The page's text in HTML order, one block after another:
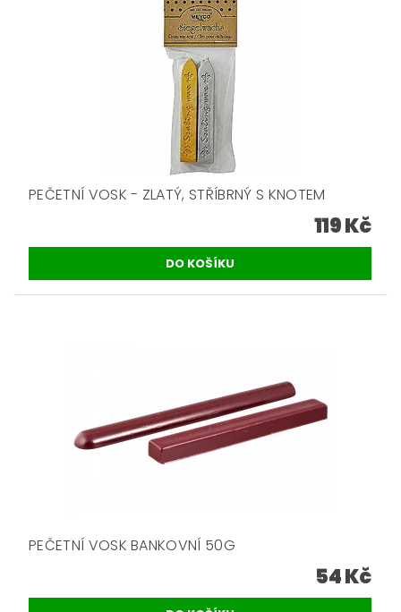
PEČETNÍ VOSK - ZLATÝ, STŘÍBRNÝ S KNOTEM
119 Kč
PEČETNÍ VOSK BANKOVNÍ 50G
54 Kč